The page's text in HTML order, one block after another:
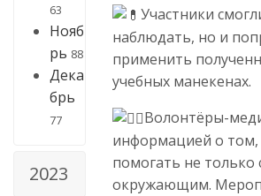
63
Нояб
рь 88
Дека
брь
77
2023
Участники
наблюдать, но и
применить
учебных манекенах.
Волонтёры-
информацией о
помогать не только
окружающим.